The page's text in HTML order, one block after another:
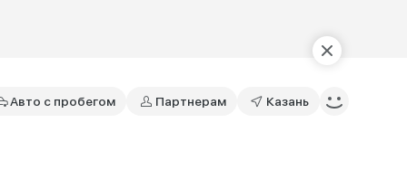
Авто с пробегом Партнерам Казань